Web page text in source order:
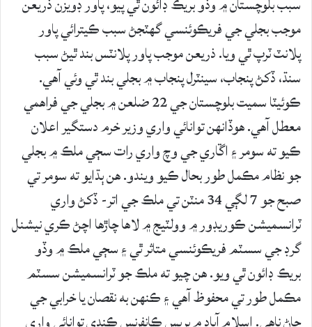
موجب بجلي جي فريڪوئنسي گهٽجڻ سبب ڪيترائي پاور
پلانٽ ٽرپ ٿي ويا. ذريعن موجب پاور پلانٽس بند ٿيڻ سبب
سنڌ، ڏکڻ پنجاب، سينٽرل پنجاب ۾ بجلي بند ٿي وئي آهي.
ڪوئيٽا سميت بلوچستان جي 22 ضلعن ۾ بجلي جي فراهمي
معطل آهي. هوڏانهن توانائي واري وزير خرم دستگير اعلان
ڪيو ته سومر ۽ اڱاري جي وچ واري رات سڄي ملڪ ۾ بجلي
جو نظام مڪمل طور بحال ڪيو ويندو. هن ٻڌايو ته سومر تي
صبح جو 7 لڳي 34 منٽن تي ملڪ جي اتر- ڏکڻ واري
ٽرانسميشن ڪوريڊور ۾ وولٽيج ۾ لاها چاڙها اچڻ ڪري نيشنل
گرڊ جي سسٽم فريڪوئنسي متاثر ٿي ۽ سڄي ملڪ ۾ وڏو
بريڪ ڊائون ٿي ويو. هن چيو ته ملڪ جو ٽرانسميشن سسٽم
مڪمل طور تي محفوظ آهي ۽ ڪنهن به نقصان يا خرابي جي